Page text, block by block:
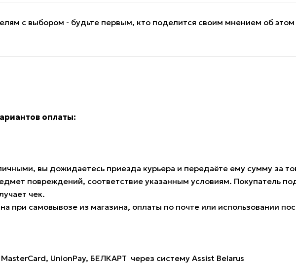
с выбором - будьте первым, кто поделится своим мнением об этом
оплаты:
вы дожидаетесь приезда курьера и передаёте ему сумму за
повреждений, соответствие указанным условиям. Покупатель
чек.
при самовывозе из магазина, оплаты по почте или использовании
UnionPay, БЕЛКАРТ через систему Assist Belarus